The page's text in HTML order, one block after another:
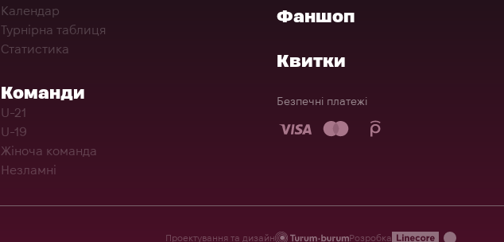
Календар
Турнірна таблиця
Статистика
Команди
U-21
U-19
Жіноча команда
Незламні
Фаншоп
Квитки
Безпечні платежі
Проектування та дизайн Розробка